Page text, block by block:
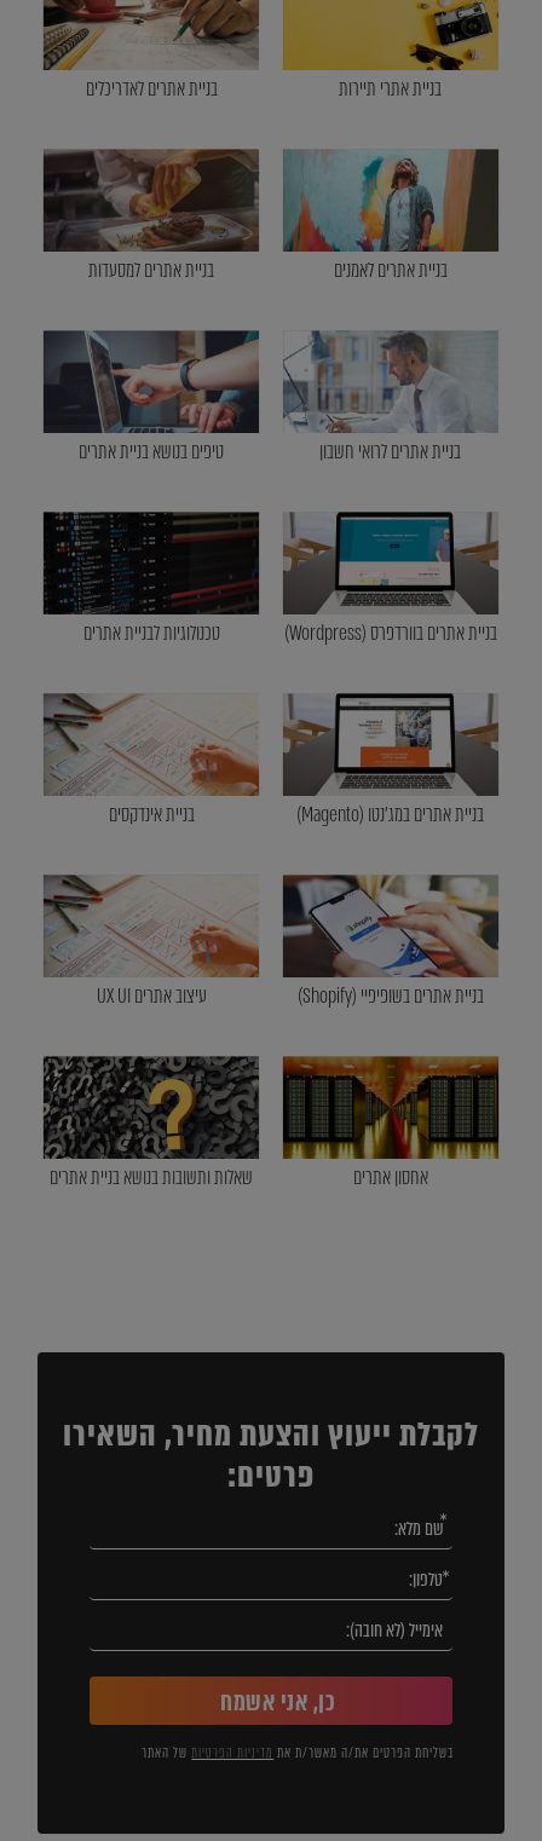
בניית אתרי תיירות בניית אתרים לאדריכלים
בניית אתרים לאמנים בניית אתרים למסעדות
בניית אתרים לרואי חשבון טיפים בנושא בניית אתרים
בניית אתרים בוורדפרס (Wordpress) טכנולוגיות לבניית אתרים
בניית אתרים במג'נטו (Magento) בניית אינדקסים
בניית אתרים בשופיפיי (Shopify) עיצוב אתרים UX UI
אחסון אתרים שאלות ותשובות בנושא בניית אתרים
לקבלת ייעוץ והצעת מחיר, השאירו
פרטים:
כן, אני אשמח
בשליחת הפרטים את/ה מאשר/ת את מדיניות הפרטיותשל האתר